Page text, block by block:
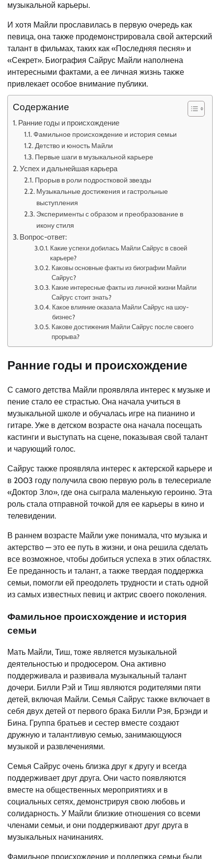
музыкальной карьеры.
И хотя Майли прославилась в первую очередь как
певица, она также продемонстрировала свой актерский
талант в фильмах, таких как «Последняя песня» и
«Секрет». Биография Сайрус Майли наполнена
интересными фактами, а ее личная жизнь также
привлекает особое внимание публики.
Содержание
Ранние годы и происхождение
Фамильное происхождение и история семьи
Детство и юность Майли
Первые шаги в музыкальной карьере
Успех и дальнейшая карьера
Прорыв в роли подростковой звезды
Музыкальные достижения и гастрольные
выступления
Эксперименты с образом и преобразование в
икону стиля
Вопрос-ответ:
Какие успехи добилась Майли Сайрус в своей
карьере?
Каковы основные факты из биографии Майли
Сайрус?
Какие интересные факты из личной жизни Майли
Сайрус стоит знать?
Какое влияние оказала Майли Сайрус на шоу-
бизнес?
Какове достижения Майли Сайрус после своего
прорыва?
Ранние годы и происхождение
С самого детства Майли проявляла интерес к музыке и
пение стало ее страстью. Она начала учиться в
музыкальной школе и обучалась игре на пианино и
гитаре. Уже в детском возрасте она начала посещать
кастинги и выступать на сцене, показывая свой талант
и чарующий голос.
Сайрус также проявляла интерес к актерской карьере и
в 2003 году получила свою первую роль в телесериале
«Доктор Зло», где она сыграла маленькую героиню. Эта
роль стала отправной точкой для ее карьеры в кино и
телевидении.
В раннем возрасте Майли уже понимала, что музыка и
актерство — это ее путь в жизни, и она решила сделать
все возможное, чтобы добиться успеха в этих областях.
Ее преданность и талант, а также твердая поддержка
семьи, помогли ей преодолеть трудности и стать одной
из самых известных певиц и актрис своего поколения.
Фамильное происхождение и история
семьи
Мать Майли, Тиш, тоже является музыкальной
деятельностью и продюсером. Она активно
поддерживала и развивала музыкальный талант
дочери. Билли Рэй и Тиш являются родителями пяти
детей, включая Майли. Семья Сайрус также включает в
себя двух детей от первого брака Билли Рэя, Брэнди и
Бина. Группа братьев и сестер вместе создают
дружную и талантливую семью, занимающуюся
музыкой и развлечениями.
Семья Сайрус очень близка друг к другу и всегда
поддерживает друг друга. Они часто появляются
вместе на общественных мероприятиях и в
социальных сетях, демонстрируя свою любовь и
солидарность. У Майли близкие отношения со всеми
членами семьи, и они поддерживают друг друга в
музыкальных начинаниях.
Фамильное происхождение и поддержка семьи были